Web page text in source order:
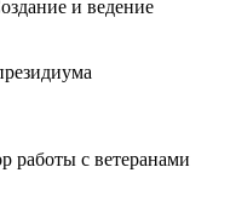
и ведение
работы с ветеранами